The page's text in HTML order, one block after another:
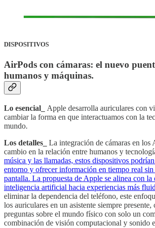
DISPOSITIVOS
AirPods con cámaras: el nuevo
humanos y máquinas.
Lo esencial_ Apple desarrolla auriculares con
cambiar la forma en que interactuamos con la
mundo.
Los detalles_ La integración de cámaras en los
cambio en la relación entre humanos y
música y las llamadas, estos dispositivos
entorno y ofrecer información en tiempo real sin
pantalla. La propuesta de Apple se alinea con la
inteligencia artificial hacia experiencias más
eliminar la dependencia del teléfono, este
los auriculares en un asistente siempre presente,
preguntas sobre el mundo físico con solo un
combinación de visión computacional y sonido